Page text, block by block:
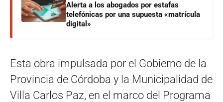
Alerta a los abogados por estafas
telefónicas por una supuesta «matrícula
digital»
Esta obra impulsada por el Gobierno de la
Provincia de Córdoba y la Municipalidad de
Villa Carlos Paz, en el marco del Programa